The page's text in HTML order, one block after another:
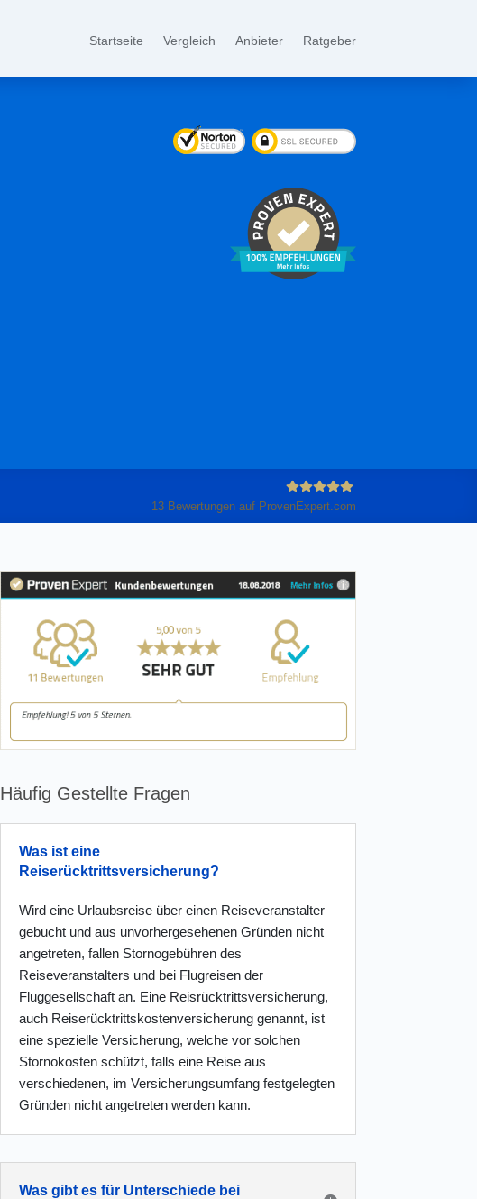
Startseite Vergleich Anbieter Ratgeber
GmbH
13Bewertungen auf ProvenExpert.com
Häufig Gestellte Fragen
Was ist eine
Reiserücktrittsversicherung?
Wird eine Urlaubsreise über einen Reiseveranstalter
gebucht und aus unvorhergesehenen Gründen nicht
angetreten, fallen Stornogebühren des
Reiseveranstalters und bei Flugreisen der
Fluggesellschaft an. Eine Reisrücktrittsversicherung,
auch Reiserücktrittskostenversicherung genannt, ist
eine spezielle Versicherung, welche vor solchen
Stornokosten schützt, falls eine Reise aus
verschiedenen, im Versicherungsumfang festgelegten
Gründen nicht angetreten werden kann.
Was gibt es für Unterschiede bei